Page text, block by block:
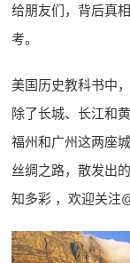
给朋友们，背后真
考。
美国历史教科书中
除了长城、长江和
福州和广州这两座
丝绸之路，散发出
知多彩 ，欢迎关注